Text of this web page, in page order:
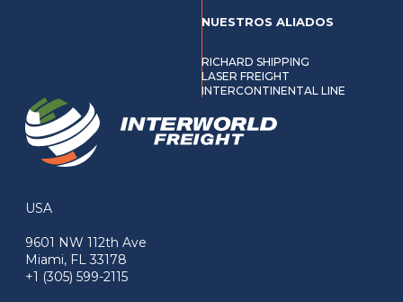
NUESTROS ALIADOS
RICHARD SHIPPING
LASER FREIGHT
INTERCONTINENTAL LINE
USA
9601 NW 112th Ave
Miami, FL 33178
+1 (305) 599-2115